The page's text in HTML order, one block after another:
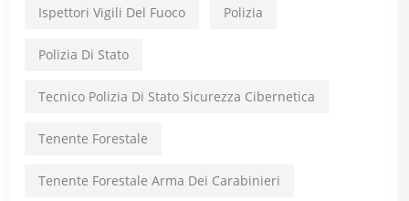
Ispettori Vigili Del Fuoco Polizia
Polizia Di Stato
Tecnico Polizia Di Stato Sicurezza Cibernetica
Tenente Forestale
Tenente Forestale Arma Dei Carabinieri